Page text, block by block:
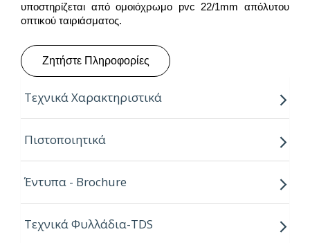
υποστηρίζεται από ομοιόχρωμο pvc 22/1mm απόλυτου
οπτικού ταιριάσματος.
Ζητήστε Πληροφορίες
Τεχνικά Χαρακτηριστικά
Πάχη:8, 19, 25mm
Μήκος:3.05m
Πλάτη:2.07m
Πιστοποιητικά
Έντυπα - Brochure
Τεχνικά Φυλλάδια-TDS